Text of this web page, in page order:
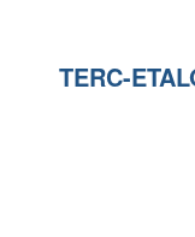
TERC-